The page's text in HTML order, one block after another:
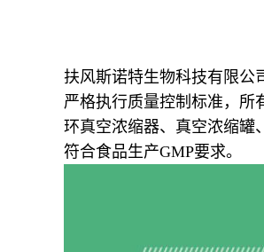
扶风斯诺特生物科技有限公
严格执行质量控制标准，所
环真空浓缩器、真空浓缩罐
符合食品生产GMP要求。